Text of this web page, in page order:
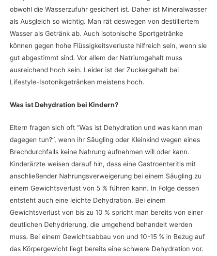
obwohl die Wasserzufuhr gesichert ist. Daher ist Mineralwasser
als Ausgleich so wichtig. Man rät deswegen von destilliertem
Wasser als Getränk ab. Auch isotonische Sportgetränke
können gegen hohe Flüssigkeitsverluste hilfreich sein, wenn sie
gut abgestimmt sind. Vor allem der Natriumgehalt muss
ausreichend hoch sein. Leider ist der Zuckergehalt bei
Lifestyle-Isotonikgetränken meistens hoch.
Was ist Dehydration bei Kindern?
Eltern fragen sich oft “Was ist Dehydration und was kann man
dagegen tun?”, wenn ihr Säugling oder Kleinkind wegen eines
Brechdurchfalls keine Nahrung aufnehmen will oder kann.
Kinderärzte weisen darauf hin, dass eine Gastroenteritis mit
anschließender Nahrungsverweigerung bei einem Säugling zu
einem Gewichtsverlust von 5 % führen kann. In Folge dessen
entsteht auch eine leichte Dehydration. Bei einem
Gewichtsverlust von bis zu 10 % spricht man bereits von einer
deutlichen Dehydrierung, die umgehend behandelt werden
muss. Bei einem Gewichtsabbau von und 10-15 % in Bezug auf
das Körpergewicht liegt bereits eine schwere Dehydration vor.